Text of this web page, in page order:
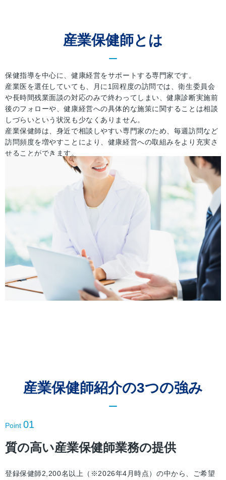
産業保健師とは
保健指導を中心に、健康経営をサポートする専門家です。
産業医を選任していても、月に1回程度の訪問では、衛生委員会
や長時間残業面談の対応のみで終わってしまい、健康診断実施前
後のフォローや、健康経営への具体的な施策に関することは相談
しづらいという状況も少なくありません。
産業保健師は、身近で相談しやすい専門家のため、毎週訪問など
訪問頻度を増やすことにより、健康経営への取組みをより充実さ
せることができます。
産業保健師紹介の3つの強み
Point 01
質の高い産業保健師業務の提供
登録保健師2,200名以上（※2026年4月時点）の中から、ご希望